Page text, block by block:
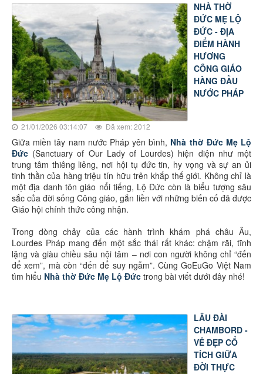
NHÀ THỜ
ĐỨC MẸ LỘ
ĐỨC - ĐỊA
ĐIỂM HÀNH
HƯƠNG
CÔNG GIÁO
HÀNG ĐẦU
NƯỚC PHÁP
21/01/2026 03:14:07 Đã xem: 2012
Giữa miền tây nam nước Pháp yên bình, Nhà thờ Đức Mẹ Lộ
Đức (Sanctuary of Our Lady of Lourdes) hiện diện như một
trung tâm thiêng liêng, nơi hội tụ đức tin, hy vọng và sự an ủi
tinh thần của hàng triệu tín hữu trên khắp thế giới. Không chỉ là
một địa danh tôn giáo nổi tiếng, Lộ Đức còn là biểu tượng sâu
sắc của đời sống Công giáo, gắn liền với những biến cố đã được
Giáo hội chính thức công nhận.
Trong dòng chảy của các hành trình khám phá châu Âu,
Lourdes Pháp mang đến một sắc thái rất khác: chậm rãi, tĩnh
lặng và giàu chiều sâu nội tâm – nơi con người không chỉ “đến
để xem”, mà còn “đến để suy ngẫm”. Cùng GoEuGo Việt Nam
tìm hiểu Nhà thờ Đức Mẹ Lộ Đức trong bài viết dưới đây nhé!
LÂU ĐÀI
CHAMBORD -
VẺ ĐẸP CỔ
TÍCH GIỮA
ĐỜI THỰC